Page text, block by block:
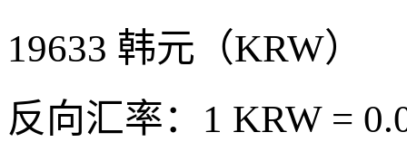
19633 韩元（KRW）
反向汇率：1 KRW =